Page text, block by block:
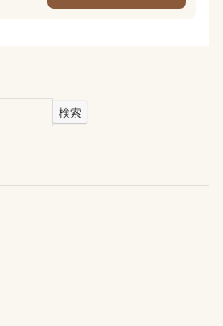
検索